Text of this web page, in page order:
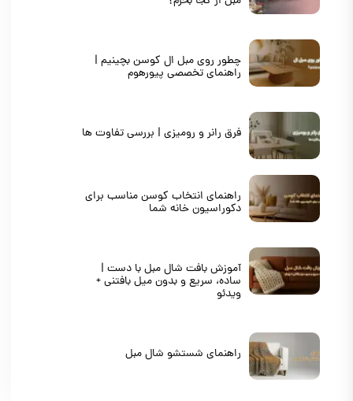
چطور روی مبل ال کوسن بچینیم |
راهنمای تخصصی پیورهوم
فرق رانر و رومیزی | بررسی تفاوت ها
راهنمای انتخاب کوسن مناسب برای
دکوراسیون خانه شما
آموزش بافت شال مبل با دست |
ساده، سریع و بدون میل بافتنی +
ویدئو
راهنمای شستشو شال مبل